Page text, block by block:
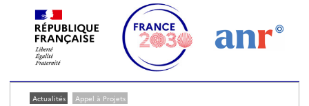
Actualités Appel à Projets